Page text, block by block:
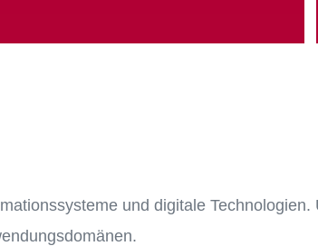
und digitale